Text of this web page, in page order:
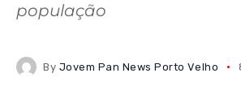
população
By Jovem Pan News Porto Velho